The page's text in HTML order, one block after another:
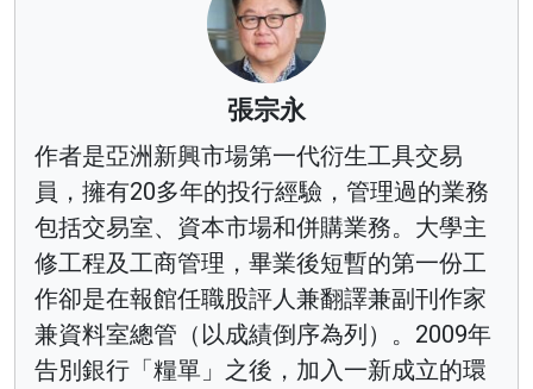
張宗永
作者是亞洲新興市場第一代衍生工具交易
員，擁有20多年的投行經驗，管理過的業務
包括交易室、資本市場和併購業務。大學主
修工程及工商管理，畢業後短暫的第一份工
作卻是在報館任職股評人兼翻譯兼副刊作家
兼資料室總管（以成績倒序為列）。2009年
告別銀行「糧單」之後，加入一新成立的環